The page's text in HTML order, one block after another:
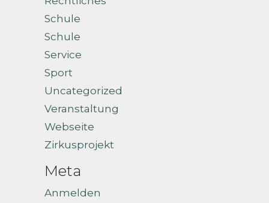
Schule
Schule
Service
Sport
Uncategorized
Veranstaltung
Webseite
Zirkusprojekt
Meta
Anmelden